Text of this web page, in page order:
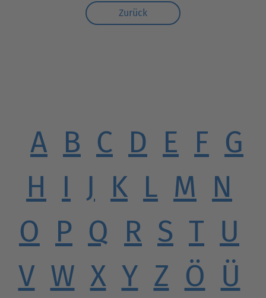
Zurück
A B C D E F G
H I J K L M N
O P Q R S T U
V W X Y Z Ö Ü